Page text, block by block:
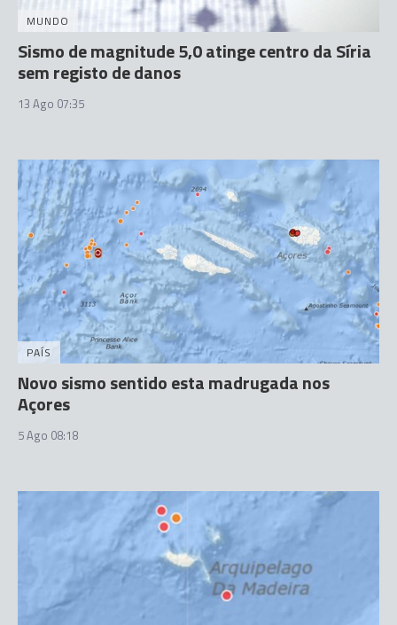
MUNDO
Sismo de magnitude 5,0 atinge centro da Síria
sem registo de danos
13 Ago 07:35
PAÍS
Novo sismo sentido esta madrugada nos
Açores
5 Ago 08:18